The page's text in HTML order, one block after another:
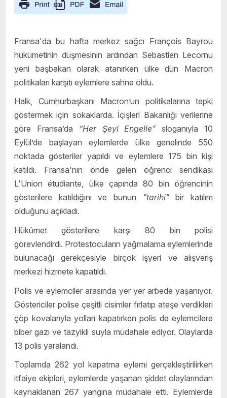
Fransa'da bu hafta merkez sağcı François Bayrou
hükümetinin düşmesinin ardından Sebastien Lecornu
yeni başbakan olarak atanırken ülke dün Macron
politikaları karşıtı eylemlere sahne oldu.
Halk, Cumhurbaşkanı Macron’un politikalarına tepki
göstermek için sokaklarda. İçişleri Bakanlığı verilerine
göre Fransa’da
“Her Şeyi Engelle”sloganıyla 10
Eylül’de başlayan eylemlerde ülke genelinde 550
noktada gösteriler yapıldı ve eylemlere 175 bin kişi
katıldı. Fransa'nın önde gelen öğrenci sendikası
L'Union étudiante, ülke çapında 80 bin öğrencinin
gösterilere katıldığını ve bunun
"tarihi"bir katılım
olduğunu açıkladı.
Hükümet gösterilere karşı 80 bin polisi
görevlendirdi. Protestocuların yağmalama eylemlerinde
bulunacağı gerekçesiyle birçok işyeri ve alışveriş
merkezi hizmete kapatıldı.
Polis ve eylemciler arasında yer yer arbede yaşanıyor.
Göstericiler polise çeşitli cisimler fırlatıp ateşe verdikleri
çöp kovalarıyla yolları kapatırken polis de eylemcilere
biber gazı ve tazyikli suyla müdahale ediyor. Olaylarda
13 polis yaralandı.
Toplamda 262 yol kapatma eylemi gerçekleştirilirken
itfaiye ekipleri, eylemlerde yaşanan şiddet olaylarından
kaynaklanan 267 yangına müdahale etti. Eylemlerde